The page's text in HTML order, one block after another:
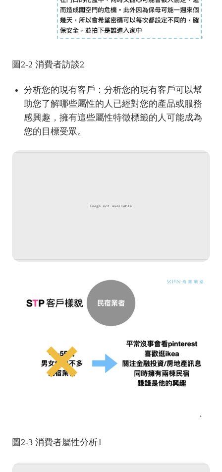
圖2-2 消費者訪談2
分析您的現有客戶：分析您的現有客戶可以幫
助您了解哪些屬性的人已經對您的產品或服務
感興趣，擁有這些屬性特徵標籤的人可能成為
您的目標受眾。
圖2-3 消費者屬性分析1